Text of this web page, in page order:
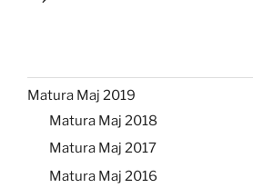
Matura Maj 2019
Matura Maj 2018
Matura Maj 2017
Matura Maj 2016